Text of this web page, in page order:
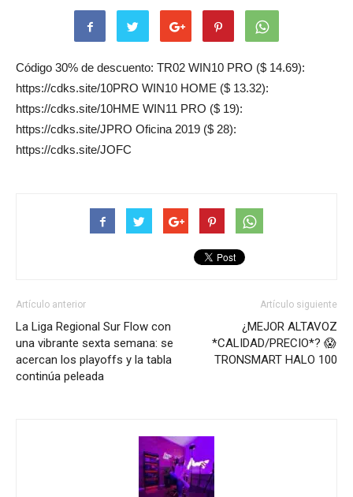
Código 30% de descuento: TR02 WIN10 PRO ($ 14.69):
https://cdks.site/10PRO WIN10 HOME ($ 13.32):
https://cdks.site/10HME WIN11 PRO ($ 19):
https://cdks.site/JPRO Oficina 2019 ($ 28):
https://cdks.site/JOFC
Artículo anterior
La Liga Regional Sur Flow con
una vibrante sexta semana: se
acercan los playoffs y la tabla
continúa peleada
Artículo siguiente
¿MEJOR ALTAVOZ
*CALIDAD/PRECIO*? 😱
TRONSMART HALO 100